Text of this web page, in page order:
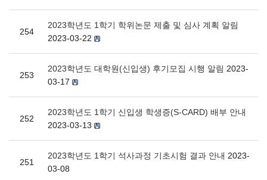
254
2023학년도 1학기 학위논문 제출 및 심사 계획 알림
2023-03-22
253
2023학년도 대학원(신입생) 후기모집 시행 알림 2023-
03-17
252
2023학년도 1학기 신입생 학생증(S-CARD) 배부 안내
2023-03-13
251
2023학년도 1학기 석사과정 기초시험 결과 안내 2023-
03-08